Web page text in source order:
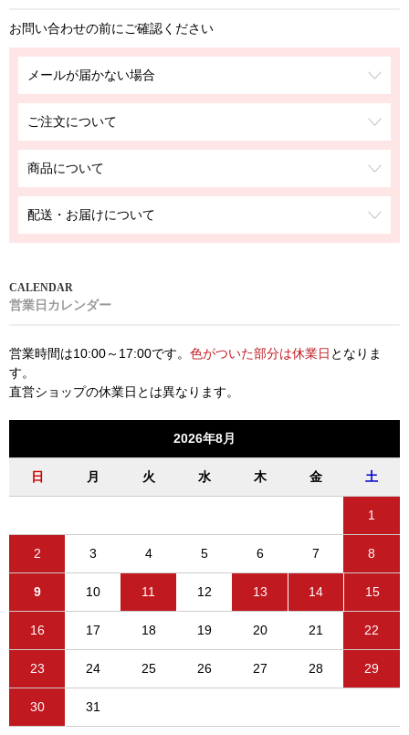
お問い合わせの前にご確認ください
メールが届かない場合
ご注文について
商品について
配送・お届けについて
営業日カレンダー
営業時間は10:00～17:00です。 色がついた部分は休業日 となりま
す。
直営ショップの休業日とは異なります。
2026年8月
日 月 火 水 木 金 土
1
2 3 4 5 6 7 8
9 10 11 12 13 14 15
16 17 18 19 20 21 22
23 24 25 26 27 28 29
30 31